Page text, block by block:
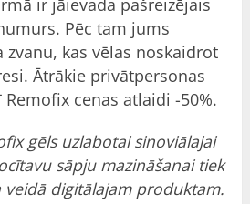
ir jāievada pašreizējais
Pēc tam jums
kas vēlas noskaidrot
Ātrākie privātpersonas
cenas atlaidi -50%.
gēls uzlabotai sinoviālajai
sāpju mazināšanai tiek
digitālajam produktam.